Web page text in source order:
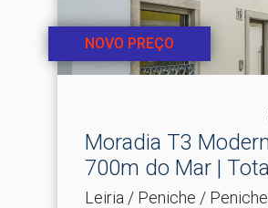
NOVO PREÇO
Moradia T3
700m do Mar |
..Leiria / Peniche / Peniche